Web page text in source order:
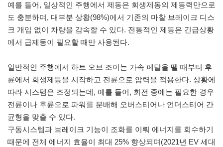
예를 들어, 일상적인 주행에서 제동은 회생제동의 제동력만으로
도 충분하며, 대부분 상황(98%)에서 기존의 마찰 브레이크 디스
크 개입 없이 차량을 감속할 수 있다. 전통적인 제동은 긴급상황
에서 급제동이 필요할 때만 사용된다.
일반적인 주행에서 하트 오브 조이는 가속 페달을 뗄 때부터 후
륜에서 회생제동을 시작하고 전륜으로 압력을 적용한다. 상황에
따라 시스템은 조정되는데, 예를 들어, 회전 중에는 필요한 경우
전륜이나 후륜으로 파워를 분배해 오버스티어나 언더스티어 간
균형을 맞출 수 있다.
구동시스템과 브레이크 기능이 조화를 이뤄 에너지를 회수하기
때문에 전체 에너지 효율이 최대 25% 향상되며(2021년 EV 세대